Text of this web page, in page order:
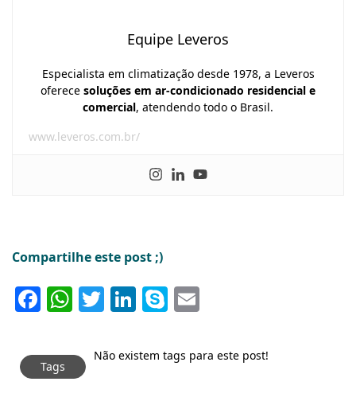
Equipe Leveros
Especialista em climatização desde 1978, a Leveros
oferece soluções em ar-condicionado residencial e
comercial, atendendo todo o Brasil.
www.leveros.com.br/
Compartilhe este post ;)
Facebook
WhatsApp
Twitter
LinkedIn
Skype
Tags
Não existem tags para este post!